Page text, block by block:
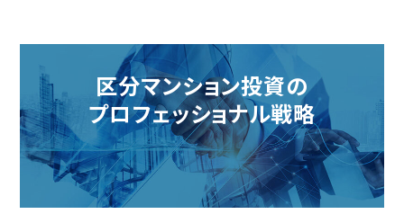
区分マンション投資の
プロフェッショナル戦略